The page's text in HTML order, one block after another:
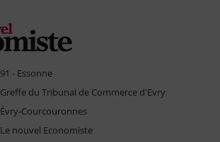
91 - Essonne
Greffe du Tribunal de Commerce d'Evry
Évry-Courcouronnes
Le nouvel Economiste